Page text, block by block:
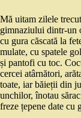
Mă uitam zilele
gimnaziului dintr-un
cu gura căscată la
mulate, cu spatele
și pantofi cu toc.
cercei atârnători,
toate, iar băieții din
unchilor, înotau
freze țepene date cu